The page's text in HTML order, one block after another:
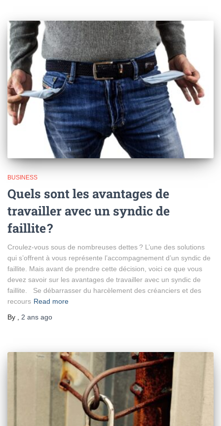
BUSINESS
Quels sont les avantages de
travailler avec un syndic de
faillite ?
Croulez-vous sous de nombreuses dettes ? L’une des solutions
qui s’offrent à vous représente l’accompagnement d’un syndic de
faillite. Mais avant de prendre cette décision, voici ce que vous
devez savoir sur les avantages de travailler avec un syndic de
faillite. Se débarrasser du harcèlement des créanciers et des
recours Read more
By
2 ans ago